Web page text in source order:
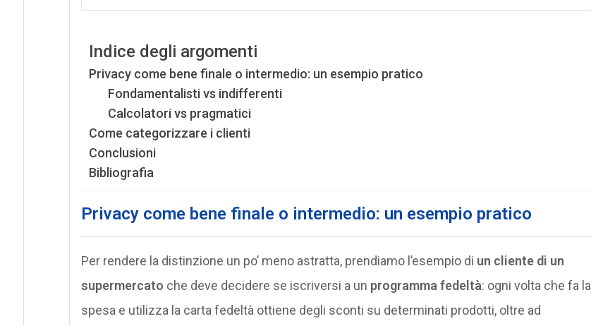
Indice degli argomenti
Privacy come bene finale o intermedio: un esempio pratico
Fondamentalisti vs indifferenti
Calcolatori vs pragmatici
Come categorizzare i clienti
Conclusioni
Bibliografia
Privacy come bene finale o intermedio: un esempio pratico
Per rendere la distinzione un po’ meno astratta, prendiamo l’esempio di un cliente di un
supermercato che deve decidere se iscriversi a un programma fedeltà: ogni volta che fa la
spesa e utilizza la carta fedeltà ottiene degli sconti su determinati prodotti, oltre ad